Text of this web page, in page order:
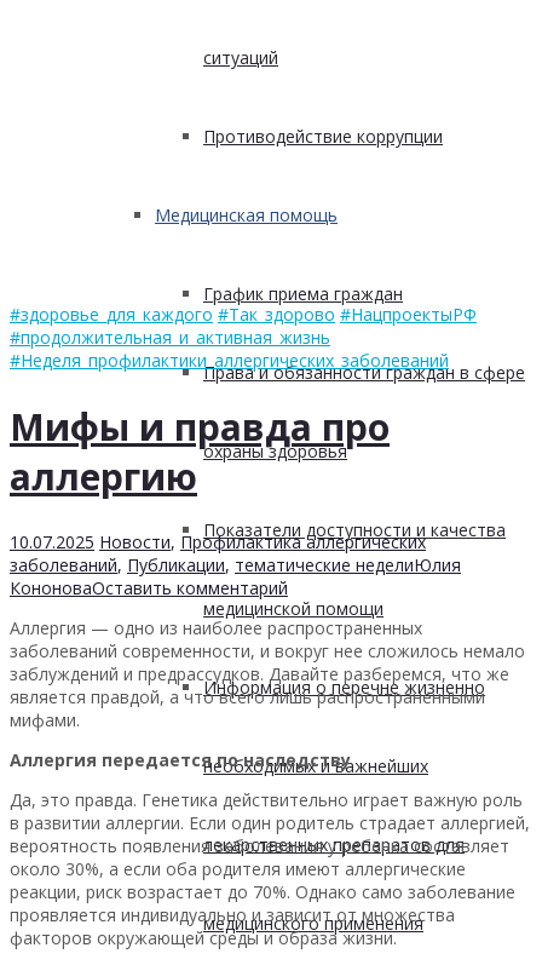
ситуаций
Противодействие коррупции
Медицинская помощь
График приема граждан
Права и обязанности граждан в сфере
охраны здоровья
Показатели доступности и качества
медицинской помощи
Информация о перечне жизненно
необходимых и важнейших
лекарственных препаратов для
медицинского применения
#здоровье_для_каждого #Так_здорово #НацпроектыРФ
#продолжительная_и_активная_жизнь
#Неделя_профилактики_аллергических_заболеваний
Мифы и правда про
аллергию
10.07.2025 Новости, Профилактика аллергических
заболеваний, Публикации, тематические неделиЮлия
КононоваОставить комментарий
Аллергия — одно из наиболее распространенных
заболеваний современности, и вокруг нее сложилось немало
заблуждений и предрассудков. Давайте разберемся, что же
является правдой, а что всего лишь распространенными
мифами.
Аллергия передается по наследству
Да, это правда. Генетика действительно играет важную роль
в развитии аллергии. Если один родитель страдает аллергией,
вероятность появления заболевания у ребенка составляет
около 30%, а если оба родителя имеют аллергические
реакции, риск возрастает до 70%. Однако само заболевание
проявляется индивидуально и зависит от множества
факторов окружающей среды и образа жизни.